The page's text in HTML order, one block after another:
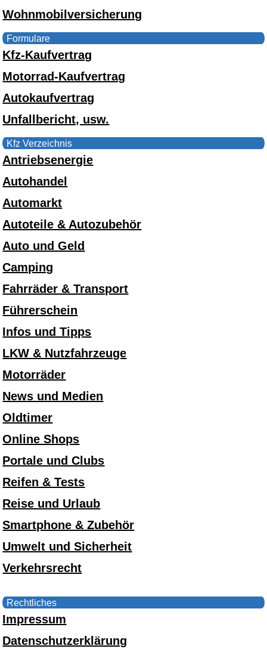
Wohnmobilversicherung
Formulare
Kfz-Kaufvertrag
Motorrad-Kaufvertrag
Autokaufvertrag
Unfallbericht, usw.
Kfz Verzeichnis
Antriebsenergie
Autohandel
Automarkt
Autoteile & Autozubehör
Auto und Geld
Camping
Fahrräder & Transport
Führerschein
Infos und Tipps
LKW & Nutzfahrzeuge
Motorräder
News und Medien
Oldtimer
Online Shops
Portale und Clubs
Reifen & Tests
Reise und Urlaub
Smartphone & Zubehör
Umwelt und Sicherheit
Verkehrsrecht
Rechtliches
Impressum
Datenschutzerklärung